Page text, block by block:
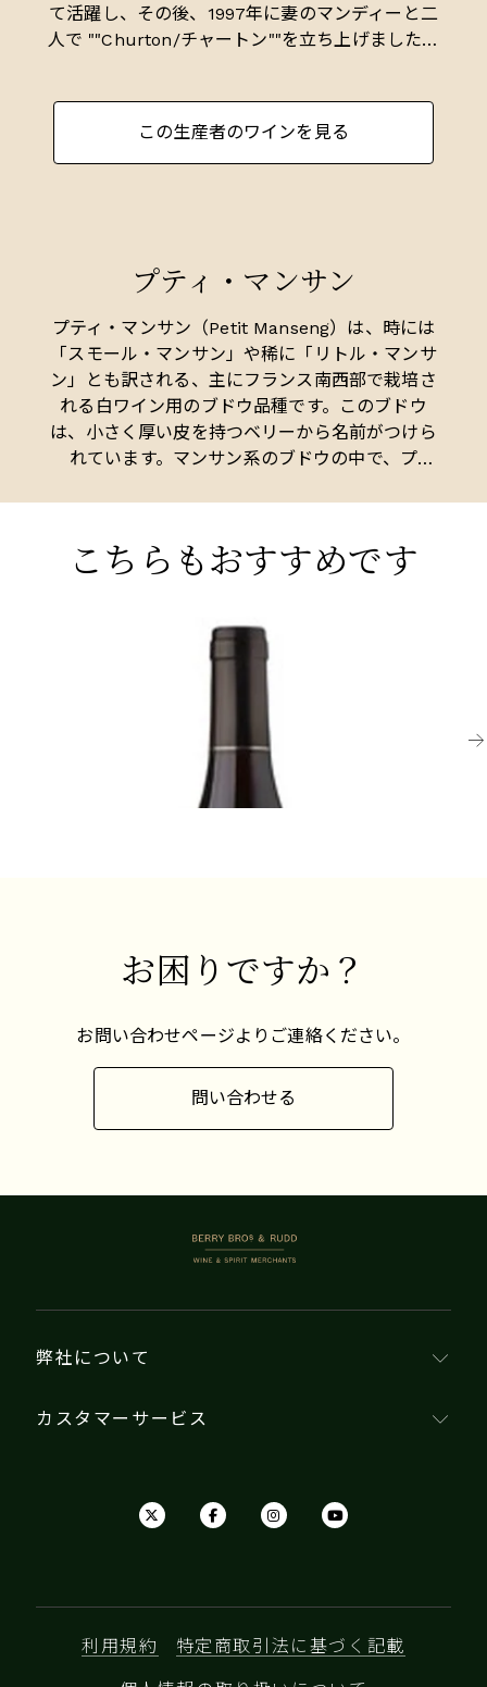
て活躍し、その後、1997年に妻のマンディーと二
人で ""Churton/チャートン""を立ち上げました。
です。 ロンドンで長くファインワインを扱った経
歴から（最初の就職先はベリー・ブラザーズ＆
ラッドでした！）、彼がワインに求めるのはヨー
存在する海抜0～30mの谷底に広がる平地ではな
く、そこからぽつんと離れた標高200mの起伏に
富んだ牧草地を購入。まずはピノ・ノワールを最
も標高の高い東向きの斜面に植え、そして北東向
き（北半球での南東）の丘陵にソーヴィニヨン・
ブランを植えました。ブルゴーニュやシャンパー
ニュしかり、起伏に富んだ土地こそがニュアンス
に富んだブドウを造ると考えるのです。
この生産者のワインを見る
プティ・マンサン
プティ・マンサン（Petit Manseng）は、時には
「スモール・マンサン」や稀に「リトル・マンサ
ン」とも訳される、主にフランス南西部で栽培さ
れる白ワイン用のブドウ品種です。このブドウ
は、小さく厚い皮を持つベリーから名前がつけら
れています。マンサン系のブドウの中で、プ
め）などの地域で繁栄します。
リコットなどの果実味が特徴ですが、シトラスや
甘いスパイスのニュアンスを見せることもありま
す。ワインメーカーは、これらのブドウを12月ま
で樹上に残して、遅摘みのデザートワインを作る
ことが多いです。これらのほぼレーズンのような
ブドウは、濃縮された風味を持つリッチで甘いワ
インを生み出します。
が始まっており、その人気は白ワイン愛好家の間
でヴィオニエと同じような軌跡を辿ると予想され
ア・ティピア（スペイン）、マンサン、マンサ
ン・ブラン、ミオ、などの様々な同義語がありま
す。
こちらもおすすめです
2021 マールボロ、ピノ・ノワール、チャートン
¥6,600 (税込) - 750ml
お困りですか？
お問い合わせページよりご連絡ください。
問い合わせる
BERRY BROS. & RUDD
弊社について
カスタマーサービス
利用規約 特定商取引法に基づく記載